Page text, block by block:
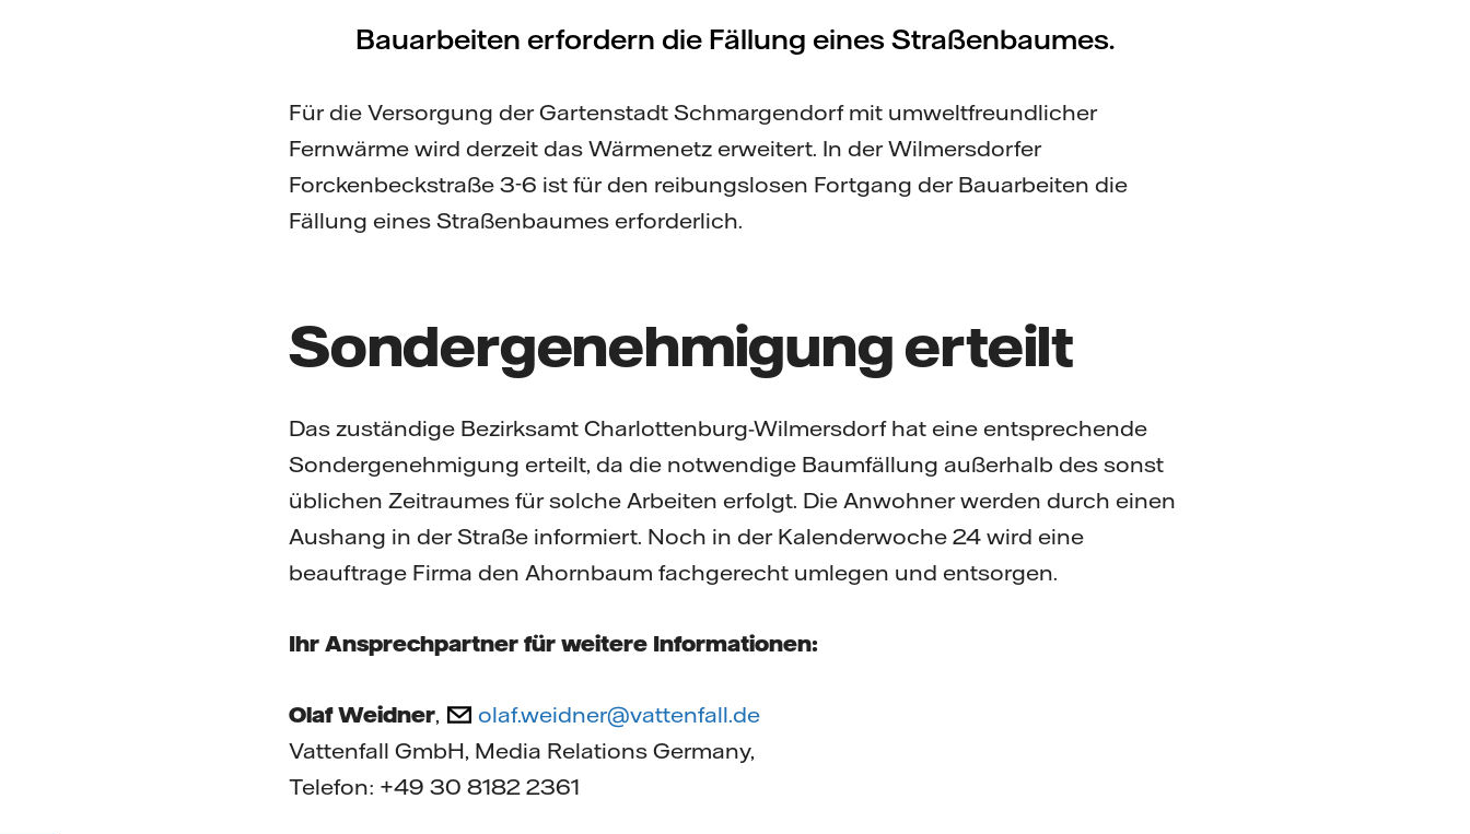
Bauarbeiten erfordern die Fällung eines Straßenbaumes.
Für die Versorgung der Gartenstadt Schmargendorf mit umweltfreundlicher
Fernwärme wird derzeit das Wärmenetz erweitert. In der Wilmersdorfer
Forckenbeckstraße 3-6 ist für den reibungslosen Fortgang der Bauarbeiten die
Fällung eines Straßenbaumes erforderlich.
Sondergenehmigung erteilt
Das zuständige Bezirksamt Charlottenburg-Wilmersdorf hat eine entsprechende
Sondergenehmigung erteilt, da die notwendige Baumfällung außerhalb des sonst
üblichen Zeitraumes für solche Arbeiten erfolgt. Die Anwohner werden durch einen
Aushang in der Straße informiert. Noch in der Kalenderwoche 24 wird eine
beauftrage Firma den Ahornbaum fachgerecht umlegen und entsorgen.
Ihr Ansprechpartner für weitere Informationen:
Olaf Weidner,
olaf.weidner@vattenfall.de
Vattenfall GmbH, Media Relations Germany,
Telefon: +49 30 8182 2361